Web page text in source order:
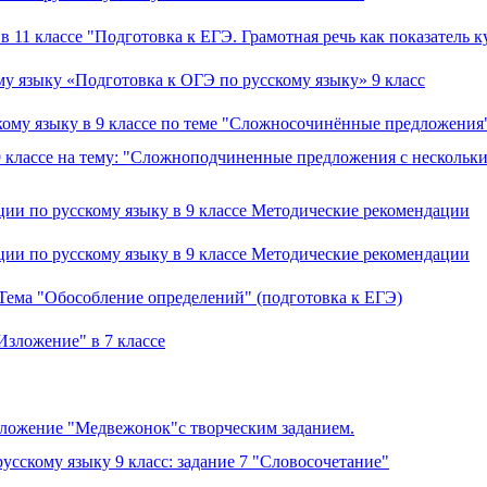
11 классе "Подготовка к ЕГЭ. Грамотная речь как показатель
языку «Подготовка к ОГЭ по русскому языку» 9 класс
языку в 9 классе по теме "Сложносочинённые
классе на тему: "Сложноподчиненные предложения с
по русскому языку в 9 классе Методические рекомендации
по русскому языку в 9 классе Методические рекомендации
"Обособление определений" (подготовка к ЕГЭ)
в 7 классе
"Медвежонок"с творческим заданием.
языку 9 класс: задание 7 "Словосочетание"